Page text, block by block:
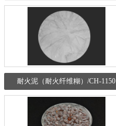
耐火泥（耐火纤维糊）/CH-1150